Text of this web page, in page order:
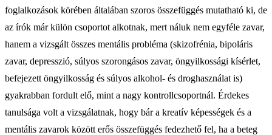
foglalkozások körében általában szoros összefüggés mutatható ki, de
az írók már külön csoportot alkotnak, mert náluk nem egyféle zavar,
hanem a vizsgált összes mentális probléma (skizofrénia, bipoláris
zavar, depresszió, súlyos szorongásos zavar, öngyilkossági kísérlet,
befejezett öngyilkosság és súlyos alkohol- és droghasználat is)
gyakrabban fordult elő, mint a nagy kontrollcsoportnál. Érdekes
tanulsága volt a vizsgálatnak, hogy bár a kreatív képességek és a
mentális zavarok között erős összefüggés fedezhető fel, ha a beteg